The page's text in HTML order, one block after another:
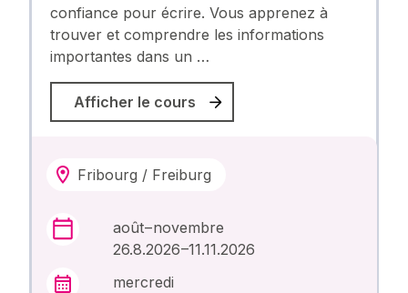
confiance pour écrire. Vous apprenez à
trouver et comprendre les informations
importantes dans un …
Afficher le cours
Fribourg / Freiburg
août – novembre
26.8.2026 –11.11.2026
mercredi